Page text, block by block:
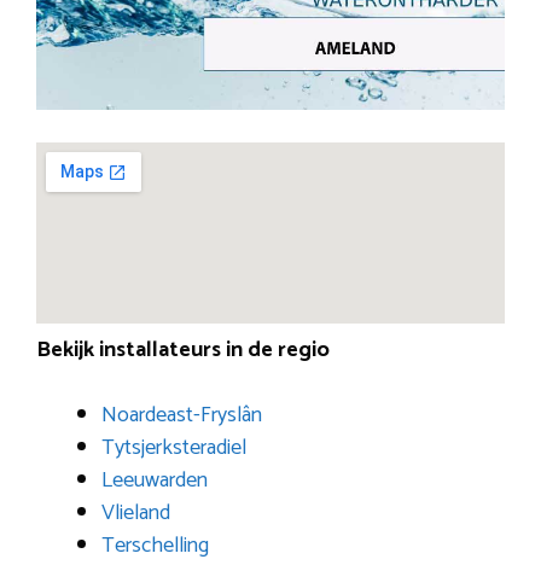
Bekijk installateurs in de regio
Noardeast-Fryslân
Tytsjerksteradiel
Leeuwarden
Vlieland
Terschelling